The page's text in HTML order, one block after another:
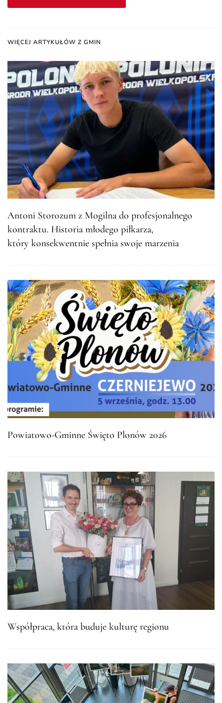
WIĘCEJ ARTYKUŁÓW Z GMIN
Antoni Storozum z Mogilna do profesjonalnego
kontraktu. Historia młodego piłkarza,
który konsekwentnie spełnia swoje marzenia
Powiatowo-Gminne Święto Plonów 2026
Współpraca, która buduje kulturę regionu